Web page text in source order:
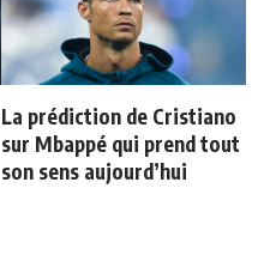
La prédiction de Cristiano
sur Mbappé qui prend tout
son sens aujourd’hui